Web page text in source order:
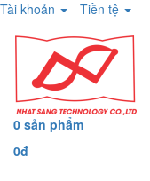
Tài khoản Tiền tệ
0 sản phẩm
0đ